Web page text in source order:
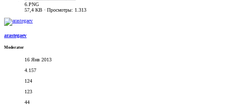
6.PNG
57,4 KB · Просмотры: 1.313
arastegaev
Moderator
16 Янв 2013
4.157
124
123
44